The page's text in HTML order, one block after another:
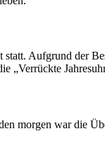
Aufgrund der
morgen war die